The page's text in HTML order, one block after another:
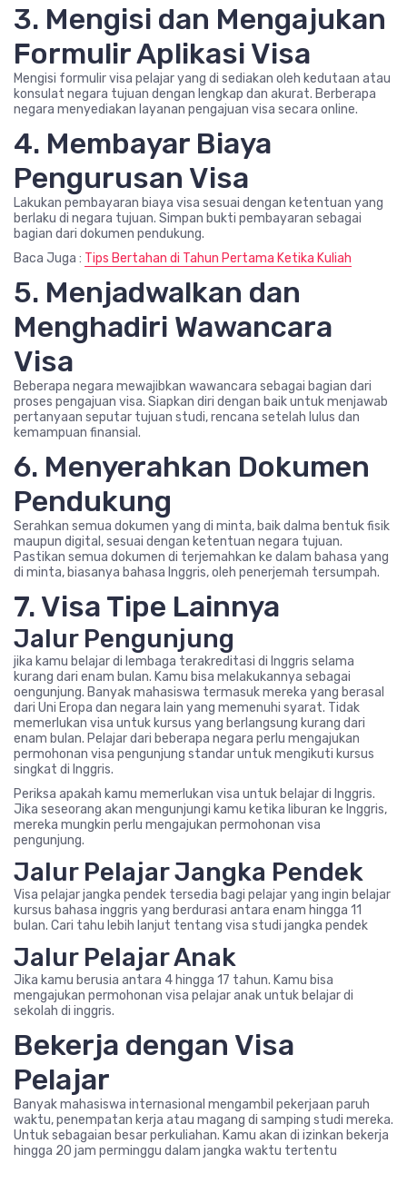
3. Mengisi dan Mengajukan
Formulir Aplikasi Visa
Mengisi formulir visa pelajar yang di sediakan oleh kedutaan atau
konsulat negara tujuan dengan lengkap dan akurat. Berberapa
negara menyediakan layanan pengajuan visa secara online.
4. Membayar Biaya
Pengurusan Visa
Lakukan pembayaran biaya visa sesuai dengan ketentuan yang
berlaku di negara tujuan. Simpan bukti pembayaran sebagai
bagian dari dokumen pendukung.
Baca Juga : Tips Bertahan di Tahun Pertama Ketika Kuliah
5. Menjadwalkan dan
Menghadiri Wawancara
Visa
Beberapa negara mewajibkan wawancara sebagai bagian dari
proses pengajuan visa. Siapkan diri dengan baik untuk menjawab
pertanyaan seputar tujuan studi, rencana setelah lulus dan
kemampuan finansial.
6. Menyerahkan Dokumen
Pendukung
Serahkan semua dokumen yang di minta, baik dalma bentuk fisik
maupun digital, sesuai dengan ketentuan negara tujuan.
Pastikan semua dokumen di terjemahkan ke dalam bahasa yang
di minta, biasanya bahasa Inggris, oleh penerjemah tersumpah.
7. Visa Tipe Lainnya
Jalur Pengunjung
jika kamu belajar di lembaga terakreditasi di Inggris selama
kurang dari enam bulan. Kamu bisa melakukannya sebagai
oengunjung. Banyak mahasiswa termasuk mereka yang berasal
dari Uni Eropa dan negara lain yang memenuhi syarat. Tidak
memerlukan visa untuk kursus yang berlangsung kurang dari
enam bulan. Pelajar dari beberapa negara perlu mengajukan
permohonan visa pengunjung standar untuk mengikuti kursus
singkat di Inggris.
Periksa apakah kamu memerlukan visa untuk belajar di Inggris.
Jika seseorang akan mengunjungi kamu ketika liburan ke Inggris,
mereka mungkin perlu mengajukan permohonan visa
pengunjung.
Jalur Pelajar Jangka Pendek
Visa pelajar jangka pendek tersedia bagi pelajar yang ingin belajar
kursus bahasa inggris yang berdurasi antara enam hingga 11
bulan. Cari tahu lebih lanjut tentang visa studi jangka pendek
Jalur Pelajar Anak
Jika kamu berusia antara 4 hingga 17 tahun. Kamu bisa
mengajukan permohonan visa pelajar anak untuk belajar di
sekolah di inggris.
Bekerja dengan Visa
Pelajar
Banyak mahasiswa internasional mengambil pekerjaan paruh
waktu, penempatan kerja atau magang di samping studi mereka.
Untuk sebagaian besar perkuliahan. Kamu akan di izinkan bekerja
hingga 20 jam perminggu dalam jangka waktu tertentu